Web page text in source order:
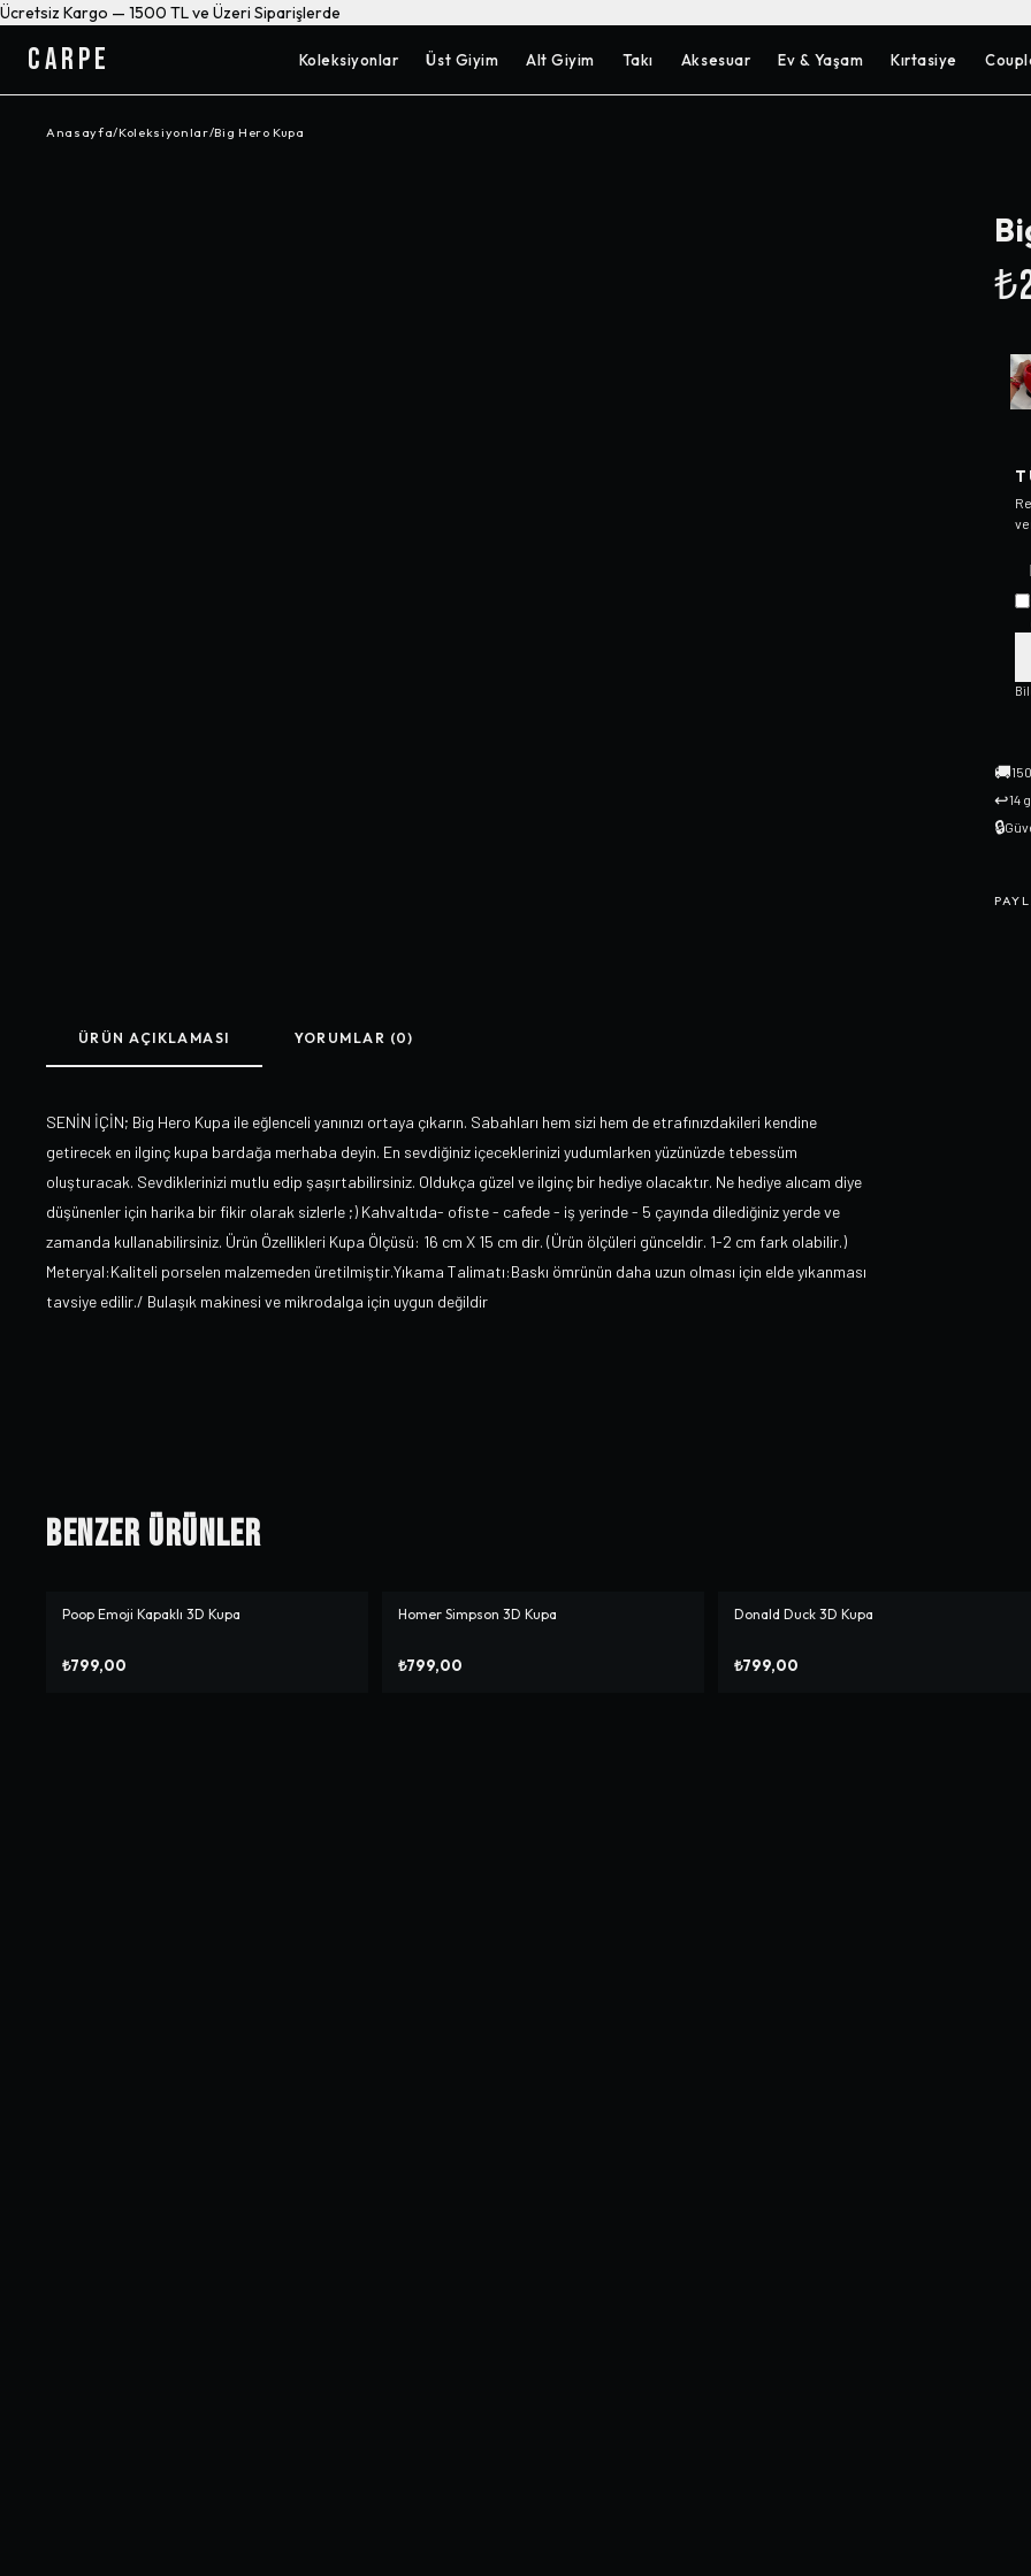
Ücretsiz Kargo — 1500 TL ve Üzeri Siparişlerde
CARPE Koleksiyonlar Üst Giyim Alt Giyim Takı Aksesuar Ev & Yaşam Kırtasiye
Anasayfa/Koleksiyonlar/Big Hero Kupa
🚚
↩14
🔒
ÜRÜN AÇIKLAMASI YORUMLAR (0)
SENİN İÇİN; Big Hero Kupa ile eğlenceli yanınızı ortaya çıkarın. Sabahları hem sizi hem de etrafınızdakileri kendine
getirecek en ilginç kupa bardağa merhaba deyin. En sevdiğiniz içeceklerinizi yudumlarken yüzünüzde tebessüm
oluşturacak. Sevdiklerinizi mutlu edip şaşırtabilirsiniz. Oldukça güzel ve ilginç bir hediye olacaktır. Ne hediye alıcam diye
düşünenler için harika bir fikir olarak sizlerle ;) Kahvaltıda- ofiste - cafede - iş yerinde - 5 çayında dilediğiniz yerde ve
zamanda kullanabilirsiniz. Ürün Özellikleri Kupa Ölçüsü: 16 cm X 15 cm dir. (Ürün ölçüleri günceldir. 1-2 cm fark olabilir.)
Meteryal:Kaliteli porselen malzemeden üretilmiştir.Yıkama Talimatı:Baskı ömrünün daha uzun olması için elde yıkanması
tavsiye edilir./ Bulaşık makinesi ve mikrodalga için uygun değildir
Benzer Ürünler
Poop Emoji Kapaklı 3D Kupa
₺799,00
Homer Simpson 3D Kupa
₺799,00
Donald Duck 3D Kupa
₺799,00